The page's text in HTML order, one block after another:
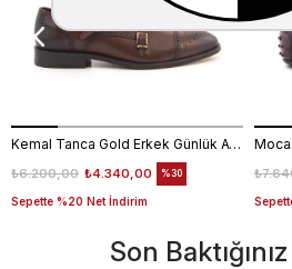
Kemal Tanca Gold Erkek Günlük Ayakkabı 6612-152
₺4.340,00
₺6.200,00
Sepette %20 Net İndirim
%30
Son